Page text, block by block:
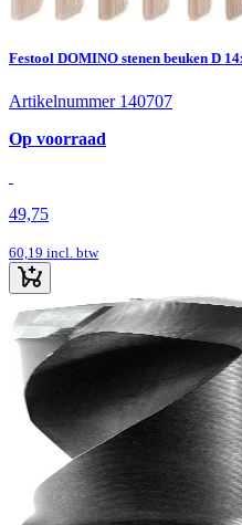
Festool DOMINO stenen beuken D
Artikelnummer 140707
Op voorraad
49,75
60,19 incl. btw